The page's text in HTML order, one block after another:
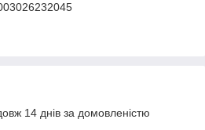
14 днів за домовленістю